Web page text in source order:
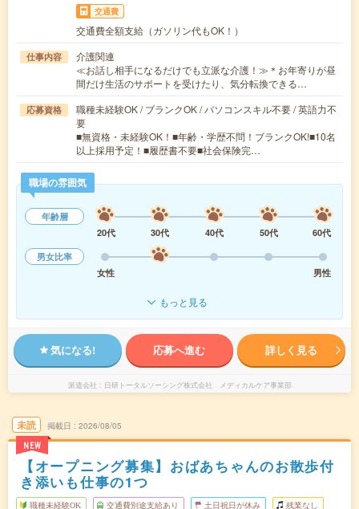
交通費
交通費全額支給（ガソリン代もOK！）
仕事内容
介護関連
≪お話し相手になるだけでも立派な介護！≫＊お年寄りが昼
間だけ生活のサポートを受けたり、気分転換できる…
応募資格
職種未経験OK / ブランクOK / パソコンスキル不要 / 英語力不
要
■無資格・未経験OK！■年齢・学歴不問！ブランクOK!■10名
以上採用予定！■履歴書不要■社会保険完…
職場の雰囲気
年齢層
20代
30代 40代 50代
60代
男女比率
女性
男性
もっと見る
気になる! 応募へ進む 詳しく見る
派遣会社 日研トータルソーシング株式会社 メディカルケア事業部
未読
NEW
掲載日 2026/08/05
【オープニング募集】おばあちゃんのお散歩付
き添いも仕事の1つ
職種未経験OK 交通費別途支給あり 土日祝日が休み 残業なし